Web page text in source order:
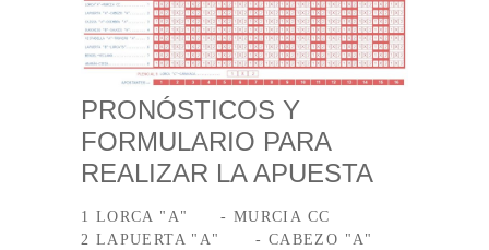
PRONÓSTICOS Y
FORMULARIO PARA
REALIZAR LA APUESTA
1 LORCA "A"	- MURCIA CC
2 LAPUERTA "A"	- CABEZO "A"